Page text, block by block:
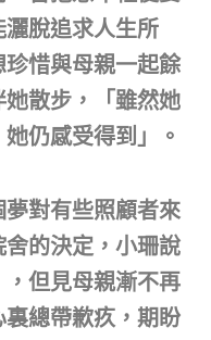
脫追求人生所
惜與母親一起餘
散步，「雖然她
仍感受得到」。
對有些照顧者來
的決定，小珊說
，但見母親漸不再
總帶歉疚，期盼